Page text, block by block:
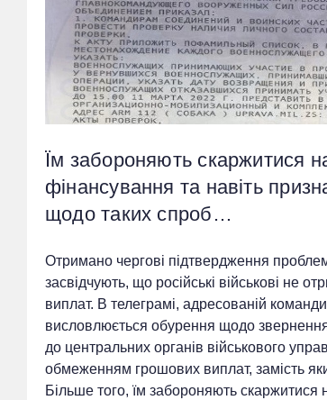
Їм забороняють скаржитися
фінансування та навіть
щодо таких спроб…
Отримано чергові підтвердження
засвідчують, що російські військові не
виплат. В телеграмі, адресованій
висловлюється обурення щодо звернення
до центральних органів військового
обмеженням грошових виплат, замість
Більше того, їм забороняють скаржитися